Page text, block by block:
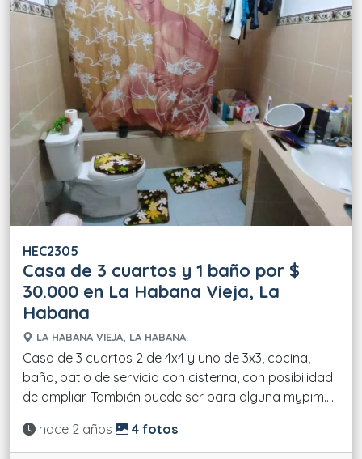
HEC2305
Casa de 3 cuartos y 1 baño por $
30.000 en La Habana Vieja, La
Habana
LA HABANA VIEJA, LA HABANA.
Casa de 3 cuartos 2 de 4x4 y uno de 3x3, cocina,
baño, patio de servicio con cisterna, con posibilidad
de ampliar. También puede ser para alguna mypim....
Actualizado:
hace 2 años 4 fotos